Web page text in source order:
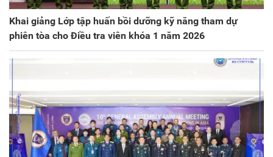
Khai giảng Lớp tập huấn bồi dưỡng kỹ năng tham dự
phiên tòa cho Điều tra viên khóa 1 năm 2026